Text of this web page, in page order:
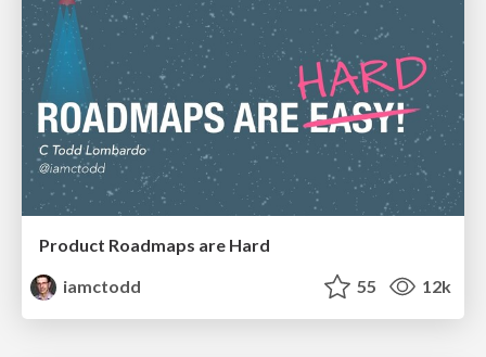
Product Roadmaps are Hard
iamctodd
55 12k